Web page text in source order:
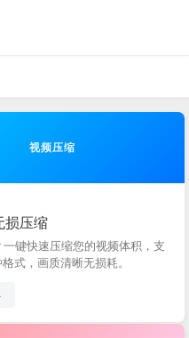
视频压缩
损压缩
一键快速压缩您的视频体积，支
式，画质清晰无损耗。